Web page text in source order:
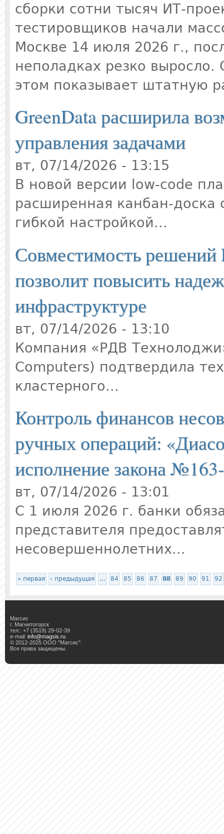
сборки сотни тысяч ИТ-
тестировщиков начали
Москве 14 июля 2026 г.,
неполадках резко
этом показывает штатную
GreenData расширила
управления задачами
вт, 07/14/2026 - 13:15
В новой версии low-code
расширенная канбан-доска
гибкой настройкой...
Совместимость
позволит повысить
инфраструктуре
вт, 07/14/2026 - 13:10
Компания «РДВ
Computers) подтвердила
кластерного...
Контроль финансов
ручных операций:
исполнение закона
вт, 07/14/2026 - 13:01
С 1 июля 2026 г. банки
представителя
несовершеннолетних...
Страницы
« первая ‹ предыдущая … 84 85 86 87 88 89 90 91 92
Магсис
г. Магнитогорск
тел.: +7 (3519) 29-02-39
e-mail: info@magsis.ru
© 2012-2025 ООО "Магсис".
Все права защищены.